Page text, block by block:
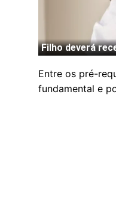
Entre os pré-
fundamental e